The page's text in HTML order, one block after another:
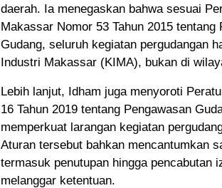
daerah. Ia menegaskan bahwa sesuai
Makassar Nomor 53 Tahun 2015 tentang
Gudang, seluruh kegiatan pergudangan
Industri Makassar (KIMA), bukan di
Lebih lanjut, Idham juga menyoroti
16 Tahun 2019 tentang Pengawasan
memperkuat larangan kegiatan
Aturan tersebut bahkan mencantumkan
termasuk penutupan hingga pencabutan
melanggar ketentuan.